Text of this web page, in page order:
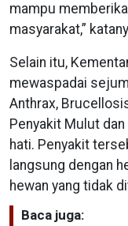
mampu
masyarakat,”
Selain itu,
mewaspadai
Anthrax,
Penyakit Mulut
hati. Penyakit
langsung dengan
hewan yang tidak
Baca juga: